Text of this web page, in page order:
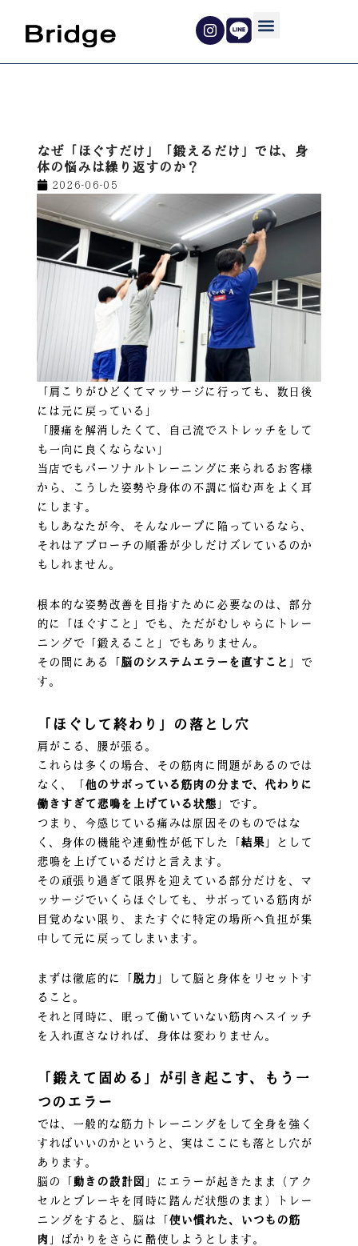
なぜ「ほぐすだけ」「鍛えるだけ」では、身
体の悩みは繰り返すのか？
2026-06-05
「肩こりがひどくてマッサージに行っても、数日後
には元に戻っている」
「腰痛を解消したくて、自己流でストレッチをして
も一向に良くならない」
当店でもパーソナルトレーニングに来られるお客様
から、こうした姿勢や身体の不調に悩む声をよく耳
にします。
もしあなたが今、そんなループに陥っているなら、
それはアプローチの順番が少しだけズレているのか
もしれません。
根本的な姿勢改善を目指すために必要なのは、部分
的に「ほぐすこと」でも、ただがむしゃらにトレー
ニングで「鍛えること」でもありません。
その間にある「脳のシステムエラーを直すこと 」で
す。
「ほぐして終わり」の落とし穴
肩がこる、腰が張る。
これらは多くの場合、その筋肉に問題があるのでは
なく、「他のサボっている筋肉の分まで、代わりに
働きすぎて悲鳴を上げている状態 」です。
つまり、今感じている痛みは原因そのものではな
く、身体の機能や連動性が低下した「結果 」として
悲鳴を上げているだけと言えます。
その頑張り過ぎて限界を迎えている部分だけを、マ
ッサージでいくらほぐしても、サボっている筋肉が
目覚めない限り、またすぐに特定の場所へ負担が集
中して元に戻ってしまいます。
まずは徹底的に「脱力 」して脳と身体をリセットす
ること。
それと同時に、眠って働いていない筋肉へスイッチ
を入れ直さなければ、身体は変わりません。
「鍛えて固める」が引き起こす、もう一
つのエラー
では、一般的な筋力トレーニングをして全身を強く
すればいいのかというと、実はここにも落とし穴が
あります。
脳の「動きの設計図 」にエラーが起きたまま（アク
セルとブレーキを同時に踏んだ状態のまま）トレー
ニングをすると、脳は「使い慣れた、いつもの筋
肉 」ばかりをさらに酷使しようとします。